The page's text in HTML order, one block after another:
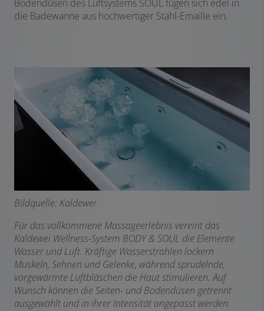
Bodendüsen des Luftsystems SOUL fügen sich edel in
die Badewanne aus hochwertiger Stahl-Emaille ein.
Bildquelle: Kaldewei
Für das vollkommene Massageerlebnis vereint das
Kaldewei Wellness-System BODY & SOUL die Elemente
Wasser und Luft. Kräftige Wasserstrahlen lockern
Muskeln, Sehnen und Gelenke, während sprudelnde,
vorgewärmte Luftbläschen die Haut stimulieren. Auf
Wunsch können die Seiten- und Bodendüsen getrennt
ausgewählt und in ihrer Intensität angepasst werden.